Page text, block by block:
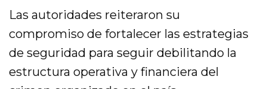
Las autoridades reiteraron su
compromiso de fortalecer las estrategias
de seguridad para seguir debilitando la
estructura operativa y financiera del